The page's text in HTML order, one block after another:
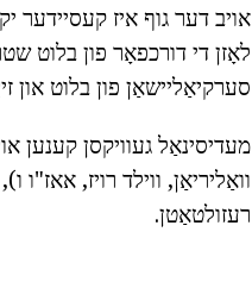
אויב דער גוף איז קעסיידער
לאָזן די דורכפאָר פון בלוט
סערקיאַליישאַן פון בלוט און
מעדיסינאַל געוויקסן קענען
וואַליריאַן, ווילד רויז, אאז"ו
רעזולטאַטן.